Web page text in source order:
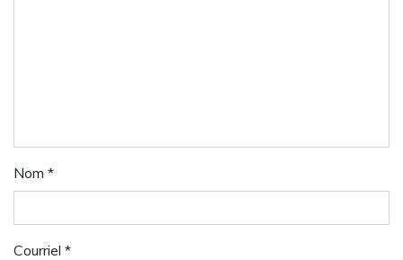
Nom *
Courriel *